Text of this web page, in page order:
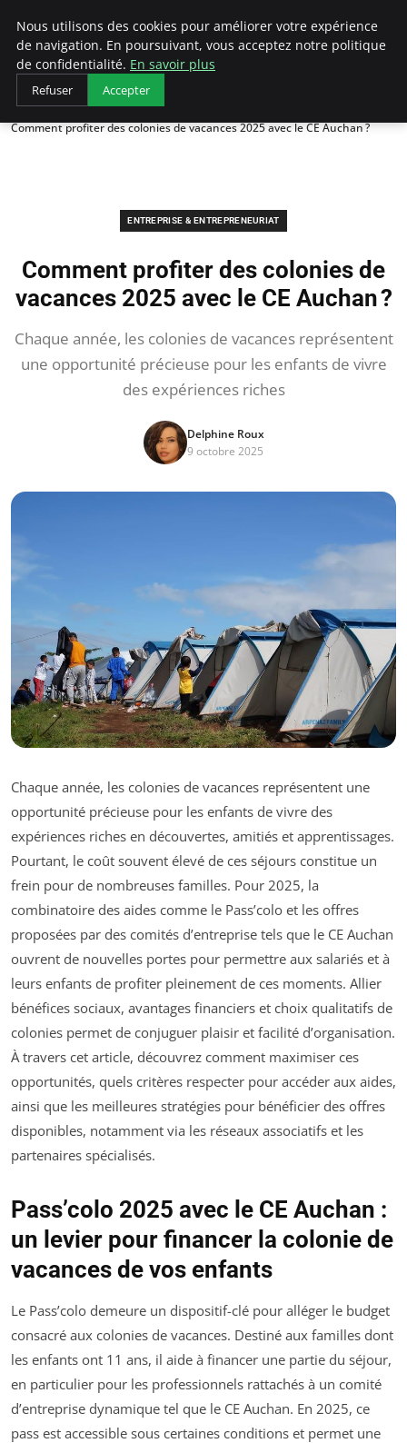
LECFCM
Accueil
Entreprise & Entrepreneuriat
Comment profiter des colonies de vacances 2025 avec le CE Auchan ?
ENTREPRISE & ENTREPRENEURIAT
Comment profiter des colonies de
vacances 2025 avec le CE Auchan ?
Chaque année, les colonies de vacances représentent
une opportunité précieuse pour les enfants de vivre
des expériences riches
Delphine Roux
9 octobre 2025
Chaque année, les colonies de vacances représentent une
opportunité précieuse pour les enfants de vivre des
expériences riches en découvertes, amitiés et apprentissages.
Pourtant, le coût souvent élevé de ces séjours constitue un
frein pour de nombreuses familles. Pour 2025, la
combinatoire des aides comme le Pass’colo et les offres
proposées par des comités d’entreprise tels que le CE Auchan
ouvrent de nouvelles portes pour permettre aux salariés et à
leurs enfants de profiter pleinement de ces moments. Allier
bénéfices sociaux, avantages financiers et choix qualitatifs de
colonies permet de conjuguer plaisir et facilité d’organisation.
À travers cet article, découvrez comment maximiser ces
opportunités, quels critères respecter pour accéder aux aides,
ainsi que les meilleures stratégies pour bénéficier des offres
disponibles, notamment via les réseaux associatifs et les
partenaires spécialisés.
Pass’colo 2025 avec le CE Auchan :
un levier pour financer la colonie de
vacances de vos enfants
Le Pass’colo demeure un dispositif-clé pour alléger le budget
consacré aux colonies de vacances. Destiné aux familles dont
les enfants ont 11 ans, il aide à financer une partie du séjour,
en particulier pour les professionnels rattachés à un comité
d’entreprise dynamique tel que le CE Auchan. En 2025, ce
pass est accessible sous certaines conditions et permet une
Nous utilisons des cookies pour améliorer votre expérience
de navigation. En poursuivant, vous acceptez notre politique
de confidentialité. En savoir plus
Refuser Accepter